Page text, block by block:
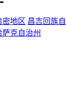
密地区 昌吉回族
萨克自治州